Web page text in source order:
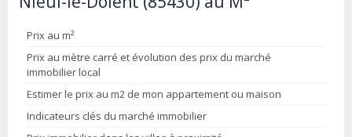
Prix au m²
Prix au mètre carré et évolution des prix du marché
immobilier local
Estimer le prix au m2 de mon appartement ou maison
Indicateurs clés du marché immobilier